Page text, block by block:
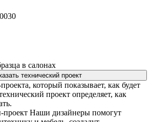
в салонах
технический проект
который показывает, как будет
проект определяет, как
проект Наши дизайнеры помогут